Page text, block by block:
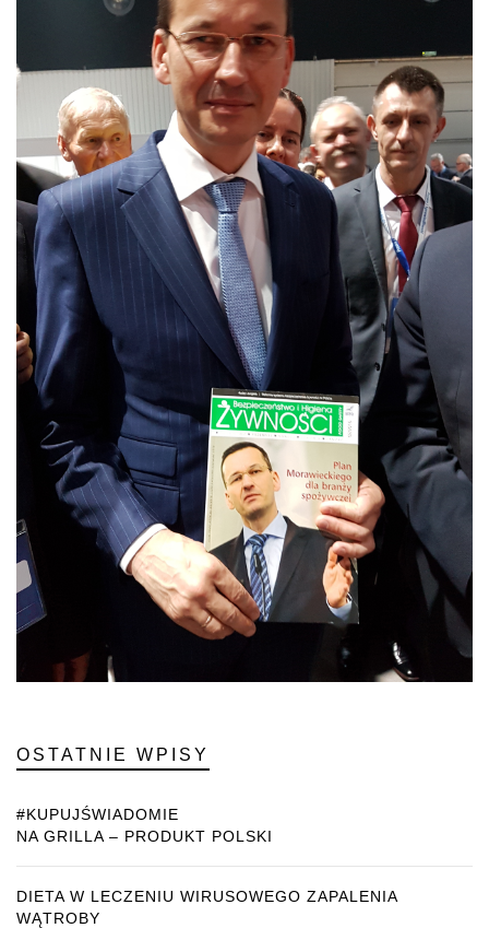
OSTATNIE WPISY
#KUPUJŚWIADOMIE
NA GRILLA – PRODUKT POLSKI
DIETA W LECZENIU WIRUSOWEGO ZAPALENIA
WĄTROBY